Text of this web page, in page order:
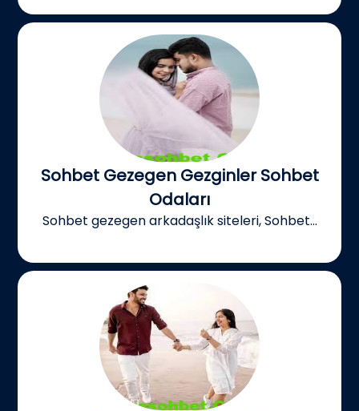
Sohbet Gezegen Gezginler Sohbet
Odaları
Sohbet gezegen arkadaşlık siteleri, Sohbet...